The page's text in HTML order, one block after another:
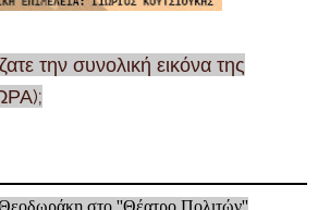
την συνολική εικόνα της